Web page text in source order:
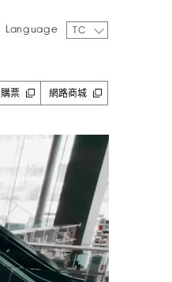
Language TC
購票 網路商城